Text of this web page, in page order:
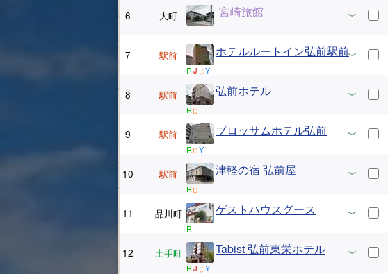
6 大町 宮崎旅館
7 駅前 ホテルルートイン弘前駅前
RJ じ Y
8 駅前 弘前ホテル
R じ
9 駅前 ブロッサムホテル弘前
R じ Y
10 駅前 津軽の宿 弘前屋
R じ
11 品川町 ゲストハウスグース
R
12 土手町 Tabist 弘前東栄ホテル
RJ じ Y